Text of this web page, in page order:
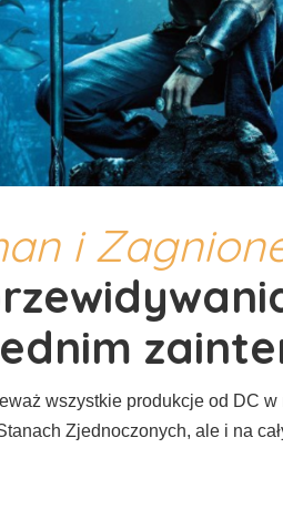
i
wszystkie produkcje od DC
Zjednoczonych, ale i na